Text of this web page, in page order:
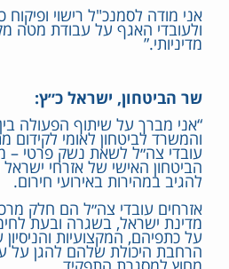
אני מודה לסמנכ"ל רישוי ופיקוח
ולעובדי האגף על עבודת מטה
מדיניותי.”
שר הביטחון, ישראל כ״ץ:
“אני מברך על שיתוף הפעולה
והמשרד לביטחון לאומי לקידום
עובדי צה״ל לשאת נשק פרטי –
הביטחון האישי של אזרחי ישראל
להגיב במהירות באירועי חירום.
אזרחים עובדי צה״ל הם חלק
מדינת ישראל, בשגרה ובעת
על כתפיהם, המקצועיות
הרחבת היכולת שלהם להגן על